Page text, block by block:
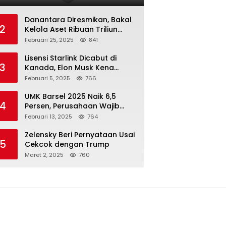
2
Danantara Diresmikan, Bakal
Kelola Aset Ribuan Triliun
Rupiah dari 7 BUMN
Februari 25, 2025 841
3
Lisensi Starlink Dicabut di
Kanada, Elon Musk Kena
Imbas ‘Perang Dagang’
Februari 5, 2025 766
4
UMK Barsel 2025 Naik 6,5
Persen, Perusahaan Wajib
Taat
Februari 13, 2025 764
5
Zelensky Beri Pernyataan Usai
Cekcok dengan Trump
Maret 2, 2025 760